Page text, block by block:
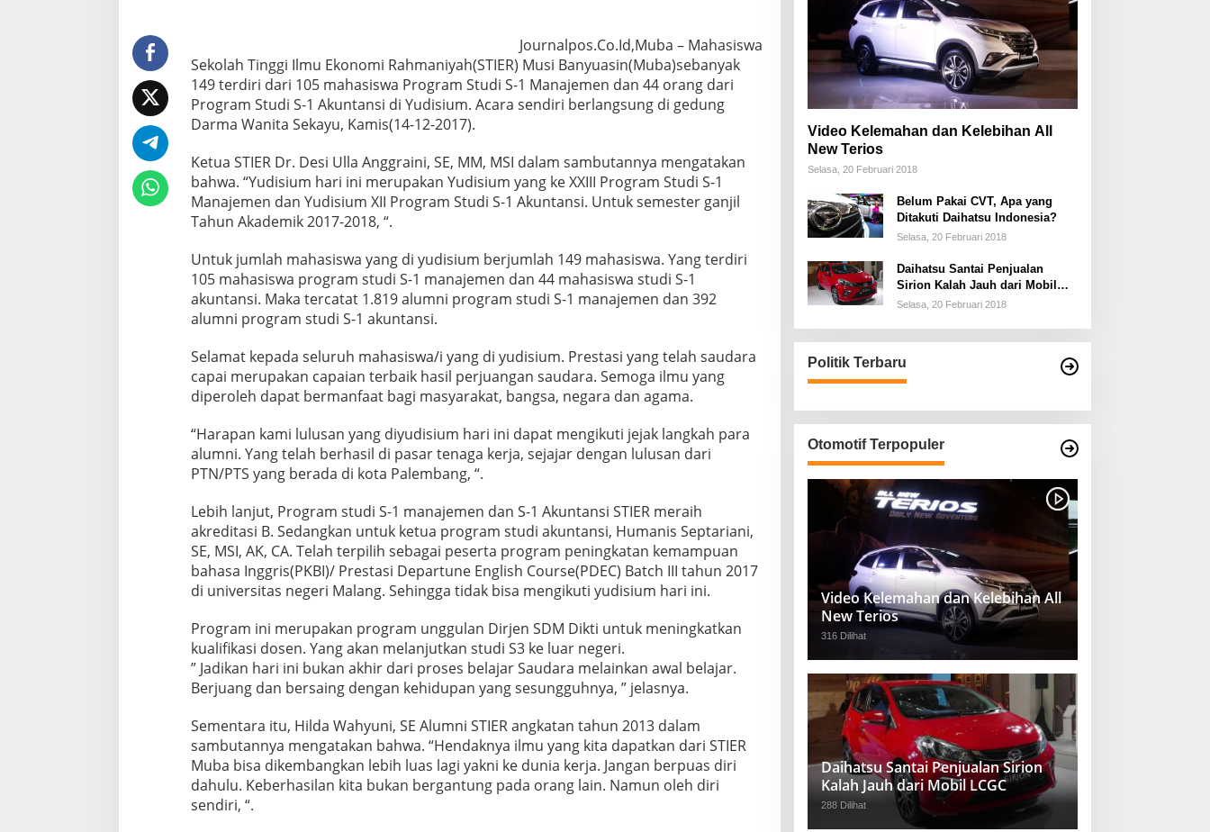
w
a
S
T
I
D
i
Y
u
s
i
u
m
Journalpos.Co.Id,Muba – Mahasiswa
Sekolah Tinggi Ilmu Ekonomi Rahmaniyah(STIER) Musi Banyuasin(Muba)sebanyak
149 terdiri dari 105 mahasiswa Program Studi S-1 Manajemen dan 44 orang dari
Program Studi S-1 Akuntansi di Yudisium. Acara sendiri berlangsung di gedung
Darma Wanita Sekayu, Kamis(14-12-2017).
Ketua STIER Dr. Desi Ulla Anggraini, SE, MM, MSI dalam sambutannya mengatakan
bahwa. “Yudisium hari ini merupakan Yudisium yang ke XXIII Program Studi S-1
Manajemen dan Yudisium XII Program Studi S-1 Akuntansi. Untuk semester ganjil
Tahun Akademik 2017-2018, “.
Untuk jumlah mahasiswa yang di yudisium berjumlah 149 mahasiswa. Yang terdiri
105 mahasiswa program studi S-1 manajemen dan 44 mahasiswa studi S-1
akuntansi. Maka tercatat 1.819 alumni program studi S-1 manajemen dan 392
alumni program studi S-1 akuntansi.
Selamat kepada seluruh mahasiswa/i yang di yudisium. Prestasi yang telah saudara
capai merupakan capaian terbaik hasil perjuangan saudara. Semoga ilmu yang
diperoleh dapat bermanfaat bagi masyarakat, bangsa, negara dan agama.
“Harapan kami lulusan yang diyudisium hari ini dapat mengikuti jejak langkah para
alumni. Yang telah berhasil di pasar tenaga kerja, sejajar dengan lulusan dari
PTN/PTS yang berada di kota Palembang, “.
Lebih lanjut, Program studi S-1 manajemen dan S-1 Akuntansi STIER meraih
akreditasi B. Sedangkan untuk ketua program studi akuntansi, Humanis Septariani,
SE, MSI, AK, CA. Telah terpilih sebagai peserta program peningkatan kemampuan
bahasa Inggris(PKBI)/ Prestasi Departune English Course(PDEC) Batch III tahun 2017
di universitas negeri Malang. Sehingga tidak bisa mengikuti yudisium hari ini.
Program ini merupakan program unggulan Dirjen SDM Dikti untuk meningkatkan
kualifikasi dosen. Yang akan melanjutkan studi S3 ke luar negeri.
” Jadikan hari ini bukan akhir dari proses belajar Saudara melainkan awal belajar.
Berjuang dan bersaing dengan kehidupan yang sesungguhnya, ” jelasnya.
Sementara itu, Hilda Wahyuni, SE Alumni STIER angkatan tahun 2013 dalam
sambutannya mengatakan bahwa. “Hendaknya ilmu yang kita dapatkan dari STIER
Muba bisa dikembangkan lebih luas lagi yakni ke dunia kerja. Jangan berpuas diri
dahulu. Keberhasilan kita bukan bergantung pada orang lain. Namun oleh diri
sendiri, “.
Video Kelemahan dan Kelebihan All
New Terios
Selasa, 20 Februari 2018
Belum Pakai CVT, Apa yang
Ditakuti Daihatsu Indonesia?
Selasa, 20 Februari 2018
Daihatsu Santai Penjualan
Sirion Kalah Jauh dari Mobil
LCGC
Selasa, 20 Februari 2018
Politik Terbaru
Otomotif Terpopuler
Video Kelemahan dan Kelebihan All
New Terios
316 Dilihat
Daihatsu Santai Penjualan Sirion
Kalah Jauh dari Mobil LCGC
288 Dilihat